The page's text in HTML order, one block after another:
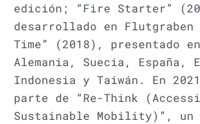
edición; “Fire Starter”
desarrollado en
Time” (2018), presentado
Alemania, Suecia, España,
Indonesia y Taiwán. En
parte de “Re-Think
Sustainable Mobility)”, un